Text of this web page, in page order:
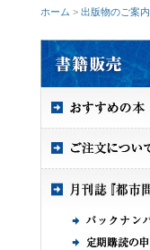
ホーム > 出版物のご案内